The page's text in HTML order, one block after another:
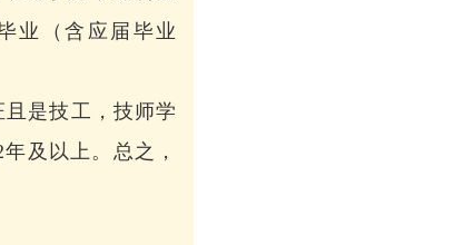
业（含应届毕业
是技工，技师学
及以上。总之，